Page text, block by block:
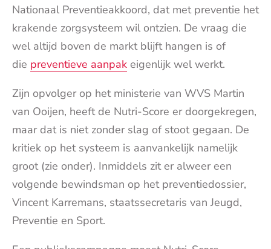
Nationaal Preventieakkoord, dat met preventie het
krakende zorgsysteem wil ontzien. De vraag die
wel altijd boven de markt blijft hangen is of
die preventieve aanpak eigenlijk wel werkt.
Zijn opvolger op het ministerie van WVS Martin
van Ooijen, heeft de Nutri-Score er doorgekregen,
maar dat is niet zonder slag of stoot gegaan. De
kritiek op het systeem is aanvankelijk namelijk
groot (zie onder). Inmiddels zit er alweer een
volgende bewindsman op het preventiedossier,
Vincent Karremans, staatssecretaris van Jeugd,
Preventie en Sport.